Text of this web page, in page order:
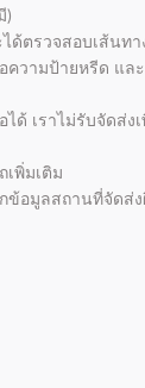
)
ด้ตรวจสอบเส้นท
วามป้ายหรีด แล
เราไม่รับจัดส่ง
พิ่มเติม
อมูลสถานที่จัดส่ง